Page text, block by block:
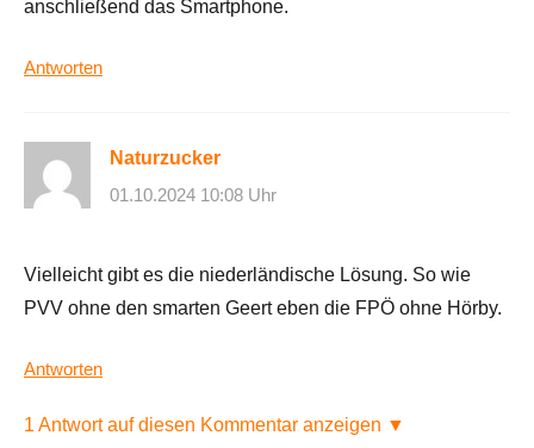
anschließend das Smartphone.
Antworten
Naturzucker
01.10.2024 10:08 Uhr
Vielleicht gibt es die niederländische Lösung. So wie
PVV ohne den smarten Geert eben die FPÖ ohne Hörby.
Antworten
1 Antwort auf diesen Kommentar anzeigen ▼